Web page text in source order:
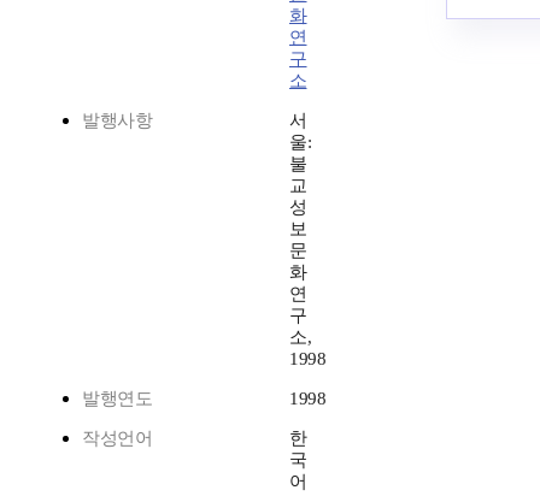
화
연
구
소
발행사항
서
울:
불
교
성
보
문
화
연
구
소,
1998
발행연도 1998
작성언어
한
국
어